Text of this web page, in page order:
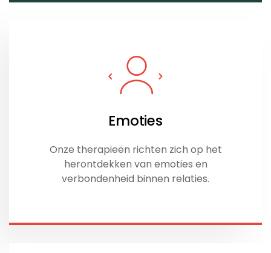
Emoties
Onze therapieën richten zich op het
herontdekken van emoties en
verbondenheid binnen relaties.